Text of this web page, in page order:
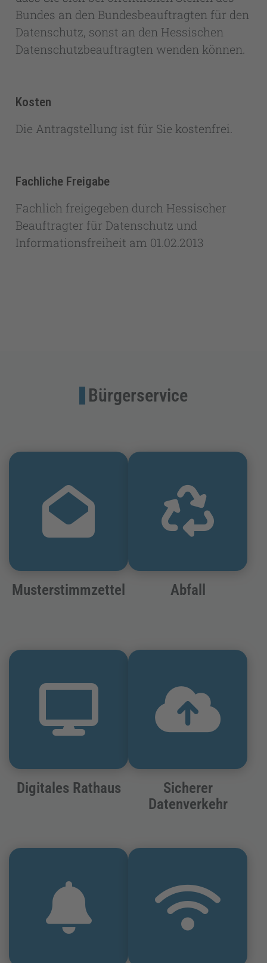
Bundes an den Bundesbeauftragten für den
Datenschutz, sonst an den Hessischen
Datenschutzbeauftragten wenden können.
Kosten
Die Antragstellung ist für Sie kostenfrei.
Fachliche Freigabe
Fachlich freigegeben durch Hessischer
Beauftragter für Datenschutz und
Informationsfreiheit am 01.02.2013
Bürgerservice
Musterstimmzettel Abfall
Digitales Rathaus
Sicherer
Datenverkehr